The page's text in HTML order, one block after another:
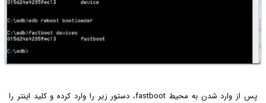
پس از وارد شدن به محیط fastboot، دستور زیر را وارد کرده و کلید اینتر را